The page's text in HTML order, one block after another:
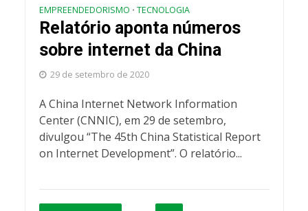
EMPREENDEDORISMO • TECNOLOGIA
Relatório aponta números
sobre internet da China
29 de setembro de 2020
A China Internet Network Information
Center (CNNIC), em 29 de setembro,
divulgou “The 45th China Statistical Report
on Internet Development”. O relatório...